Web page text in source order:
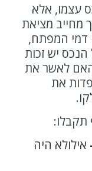
עצמו, אלא
מחייב מציאת
דמי המפתח,
יש זכות
האם לאשר את
את
:
אילולא היה